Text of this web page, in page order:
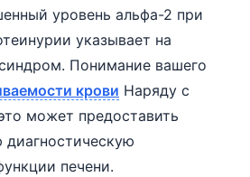
уровень альфа-2 при
указывает на
Понимание вашего
крови Наряду с
может предоставить
диагностическую
печени.